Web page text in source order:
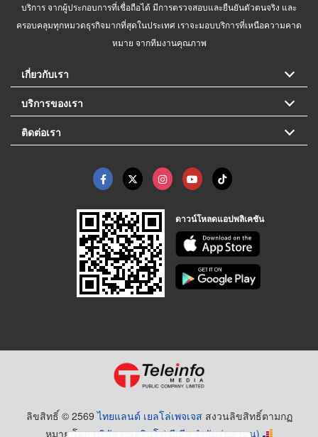
บริการ จากผู้ประกอบการที่เชื่อถือได้ มีการตรวจสอบและยืนยันตัวตนจริง และ
ครอบคลุมทุกหมวดธุรกิจมากที่สุดในประเทศ เราจะมอบบริการที่เหนือความคาด
หมาย จากทีมงานคุณภาพ
เกี่ยวกับเรา
บริการของเรา
ติดต่อเรา
ดาวน์โหลดแอปพลิเคชัน
ลิขสิทธิ์ © 2569ไทยแลนด์ เยลโล่เพจเจส สงวนลิขสิทธิ์ตามกฏ
หมาย โดยบริษัท เทเลอินโฟ มีเดีย จำกัด (มหาชน)